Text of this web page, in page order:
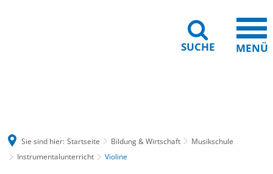
SUCHE MENÜ
Sie sind hier: Startseite Bildung & Wirtschaft
Musikschule
Instrumentalunterricht
Violine